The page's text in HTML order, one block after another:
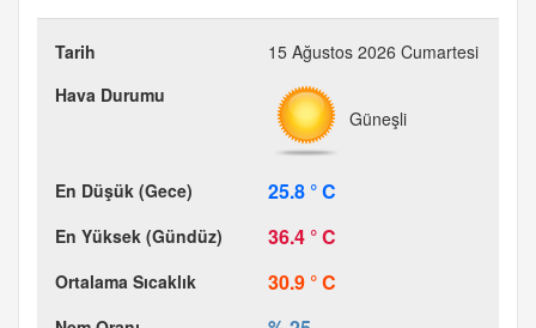
15 Ağustos 2026 Cumartesi
Güneşli
25.8 ° C
36.4 ° C
30.9 ° C